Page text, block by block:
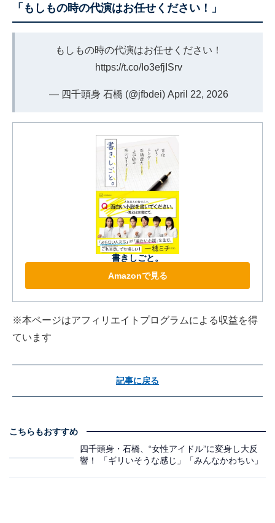
「もしもの時の代演はお任せください！」
もしもの時の代演はお任せください！
https://t.co/Io3efjISrv
— 四千頭身 石橋 (@jfbdei) April 22, 2026
書きしごと。
Amazonで見る
※本ページはアフィリエイトプログラムによる収益を得
ています
記事に戻る
こちらもおすすめ
四千頭身・石橋、“女性アイドル”に変身し大反
響！ 「ギリいそうな感じ」「みんなかわちい」